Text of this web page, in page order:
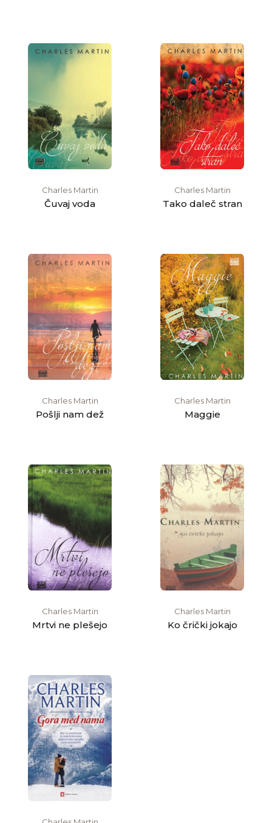
Charles Martin
Čuvaj voda
Charles Martin
Tako daleč stran
Charles Martin
Pošlji nam dež
Charles Martin
Maggie
Charles Martin
Mrtvi ne plešejo
Charles Martin
Ko črički jokajo